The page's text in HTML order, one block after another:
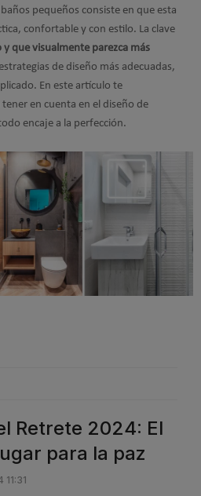
pequeños consiste en que esta
confortable y con estilo. La clave
y que visualmente parezca más
de diseño más adecuadas,
En este artículo te
en cuenta en el diseño de
encaje a la perfección.
Retrete 2024: El
para la paz